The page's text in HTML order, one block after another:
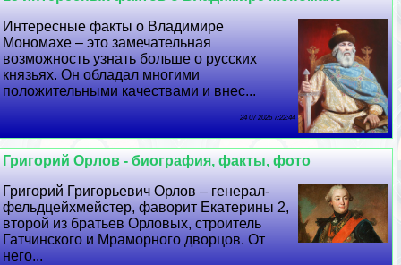
Интересные факты о Владимире
Мономахе – это замечательная
возможность узнать больше о русских
князьях. Он обладал многими
положительными качествами и внес...
24 07 2026 7:22:44
Григорий Орлов - биография, факты, фото
Григорий Григорьевич Орлов – генерал-
фельдцейхмейстер, фаворит Екатерины 2,
второй из братьев Орловых, строитель
Гатчинского и Мраморного дворцов. От
него...